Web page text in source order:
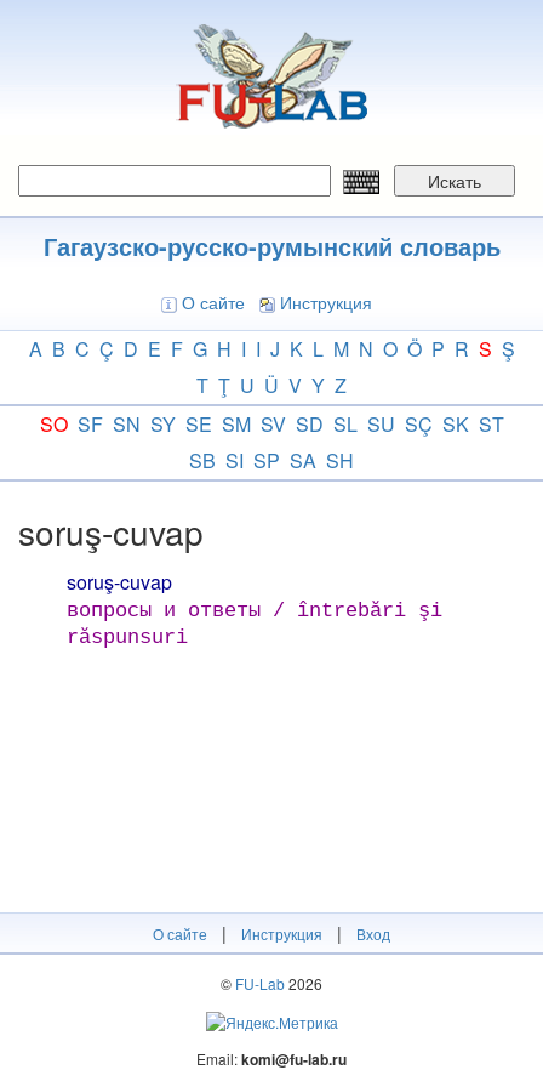
Искать
Гагаузско-русско-румынский словарь
О сайте Инструкция
A B C Ç D E F G H I I J K L M N O Ö P R S Ş
T Ţ U Ü V Y Z
SO SF SN SY SE SM SV SD SL SU SÇ SK ST
SB SI SP SA SH
soruş-cuvap
soruş-cuvap
вопросы и ответы / întrebări şi
răspunsuri
О сайте | Инструкция | Вход
© FU-Lab2026
Email:komi@fu-lab.ru